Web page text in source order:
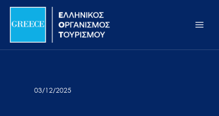
Σημείωση:
ιστότοπος
προσβασιμότητας.
Μετάβαση
περιεχόμενο
03/12/2025